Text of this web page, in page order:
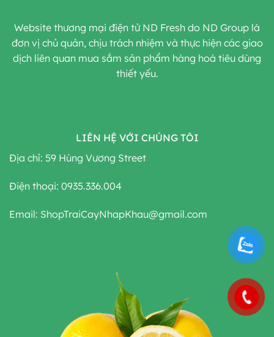
Website thương mại điện tử ND Fresh do ND Group là
đơn vị chủ quản, chịu trách nhiệm và thực hiện các giao
dịch liên quan mua sắm sản phẩm hàng hoá tiêu dùng
thiết yếu.
LIÊN HỆ VỚI CHÚNG TÔI
Địa chỉ: 59 Hùng Vương Street
Điện thoại: 0935.336.004
Email: ShopTraiCayNhapKhau@gmail.com